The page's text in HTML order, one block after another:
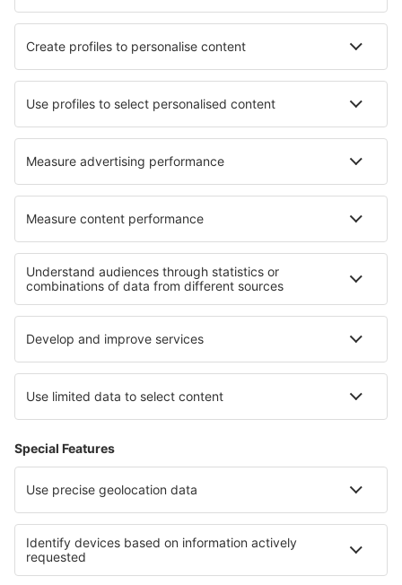
Cazare în Perth Cazare în Bunratty
Cazare în Creto Cazare în Nabari Cazare în Pinhancos
Cazare în Guaxupé Cazare în Condat Cazare în Lowick
Cele mai bune locuri de cazare - regiuni
Cazare in Parcul Național Big Bend
Cazare in Monument Valley
Cazare in Mammoth Cave National Park
Cazare pe Plaja Pensacola
Cazare pe Coasta Rimini Cazare in Andros